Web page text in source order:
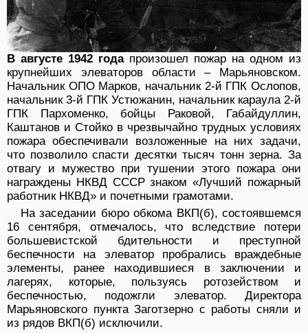
В августе 1942 годапроизошел пожар на одном из
крупнейших элеваторов области – Марьяновском.
На­чальник ОПО Марков, начальник 2-й ГПК Ослопов,
начальник 3-й ГПК Устюжанин, начальник караула 2-й
ГПК Пархоменко, бойцы Раковой, Габайдуллин,
Каштанов и Стойко в чрезвычайно трудных условиях
пожара обеспечивали возложенные на них задачи,
что позволило спасти десятки тысяч тонн зерна. За
отва­гу и мужество при тушении этого пожара они
награж­дены НКВД СССР знаком «Лучший пожарный
работ­ник НКВД» и почетными грамотами.
На заседании бюро обкома ВКП(б), состоявшемся
16 сентября, отмечалось, что вследствие потери
боль­шевистской бдительности и преступной
беспечности на элеватор пробрались враждебные
элементы, ранее находившиеся в заключении и
лагерях, которые, пользуясь ротозейством и
беспечностью, подожгли элеватор. Директора
Марьяновского пункта Заготзерно с работы сняли и
из рядов ВКП(б) исключили.